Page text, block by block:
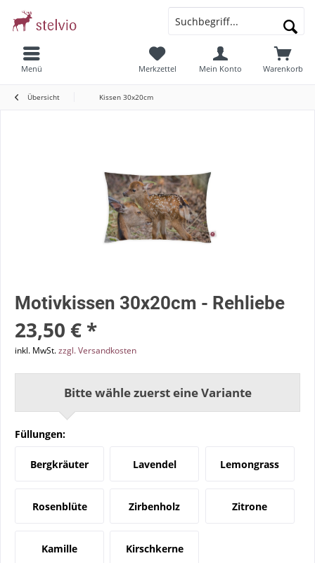
Menü Warenkorb
Merkzettel Mein Konto
Übersicht Kissen 30x20cm
Motivkissen 30x20cm - Rehliebe
23,50 € *
inkl. MwSt.zzgl. Versandkosten
Bitte wähle zuerst eine Variante
Füllungen:
Bergkräuter Lavendel Lemongrass
Rosenblüte Zirbenholz Zitrone
Kamille Kirschkerne